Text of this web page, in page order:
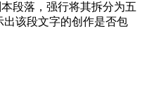
段落，强行将其拆分为五
该段文字的创作是否包